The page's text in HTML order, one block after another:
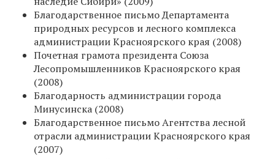
Благодарственное письмо Департамента
природных ресурсов и лесного комплекса
администрации Красноярского края (2008)
Почетная грамота президента Союза
Лесопромышленников Красноярского края
(2008)
Благодарность администрации города
Минусинска (2008)
Благодарственное письмо Агентства лесной
отрасли администрации Красноярского края
(2007)